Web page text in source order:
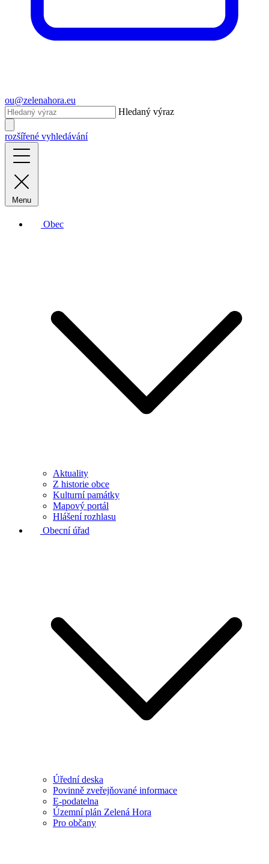
ou@zelenahora.eu
Hledaný výraz
rozšířené vyhledávání
Menu
Obec
Aktuality
Z historie obce
Kulturní památky
Mapový portál
Hlášení rozhlasu
Obecní úřad
Úřední deska
Povinně zveřejňované informace
E-podatelna
Územní plán Zelená Hora
Pro občany